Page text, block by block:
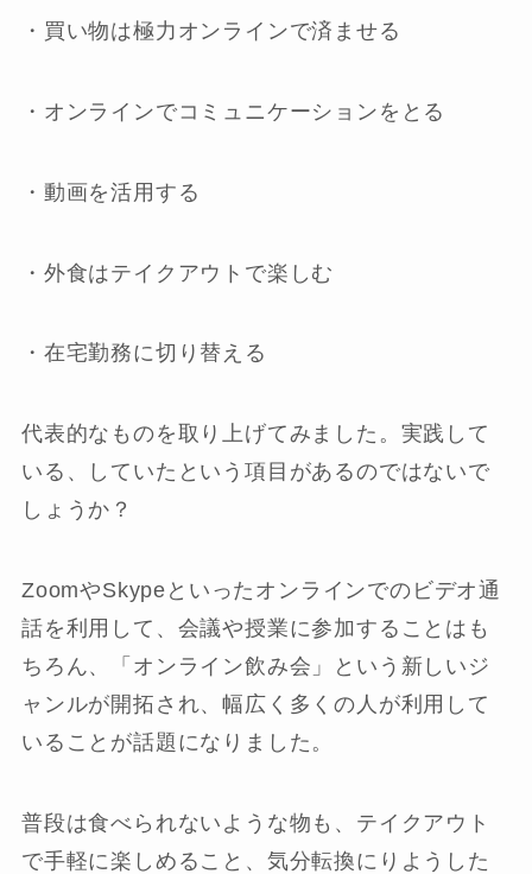
・買い物は極力オンラインで済ませる
・オンラインでコミュニケーションをとる
・動画を活用する
・外食はテイクアウトで楽しむ
・在宅勤務に切り替える
代表的なものを取り上げてみました。実践して
いる、していたという項目があるのではないで
しょうか？
ZoomやSkypeといったオンラインでのビデオ通
話を利用して、会議や授業に参加することはも
ちろん、「オンライン飲み会」という新しいジ
ャンルが開拓され、幅広く多くの人が利用して
いることが話題になりました。
普段は食べられないような物も、テイクアウト
で手軽に楽しめること、気分転換にりようした